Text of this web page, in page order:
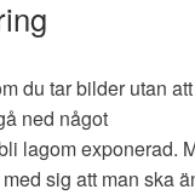
du tar bilder utan att
ned något
lagom exponerad.
sig att man ska